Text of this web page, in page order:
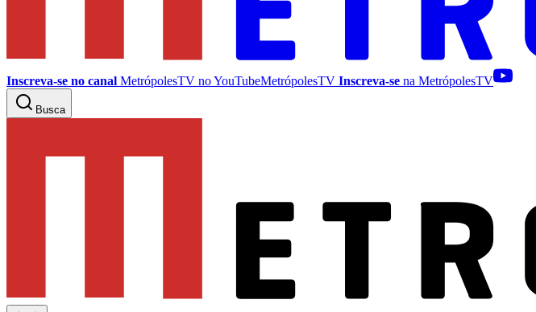
Inscreva-se no canal MetrópolesTV noYouTubeMetrópolesTV Inscreva-se na MetrópolesTV
Busca